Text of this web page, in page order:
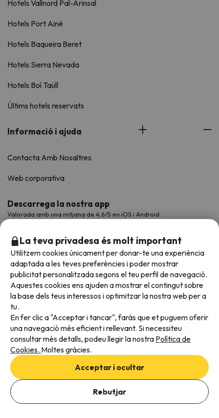
Hotels Vallnord Pal-Arinsal
Hotels Port Ainé
Hotels Baqueira Beret
Hotels Sierra Nevada
Hotels Boí Taüll
Últims hotels reservats
Informació i ajuda
Contacta Amb Nosaltres
Web corporativa
Descarrega la nostra app
Valorada amb una mitjana de 4,6/5 en iOS i Android.
Acceptem
Condicions generals
Privadesa de dades
Política de cookies
La teva privadesa és molt important
Utilitzem cookies únicament per donar-te una experiència
adaptada a les teves preferències i poder mostrar
publicitat personalitzada segons el teu perfil de navegació.
Aquestes cookies ens ajuden a mostrar el contingut sobre
la base dels teus interessos i optimitzar la nostra web per a
tu.
En fer clic a "Acceptar i tancar", faràs que et puguem oferir
una navegació més eficient i rellevant. Si necessiteu
consultar més detalls, podeu llegir la nostra Política de
Cookies. Moltes gràcies.
Acceptar i ocultar
Rebutjar